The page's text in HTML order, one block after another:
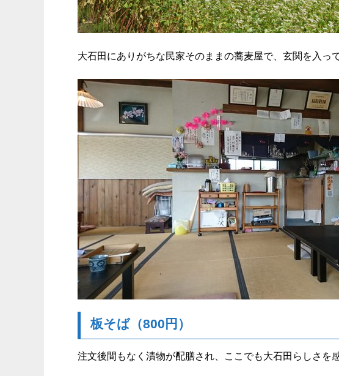
大石田にありがちな民家そのままの蕎麦屋で、玄関を入っ
板そば（800円）
注文後間もなく漬物が配膳され、ここでも大石田らしさを感